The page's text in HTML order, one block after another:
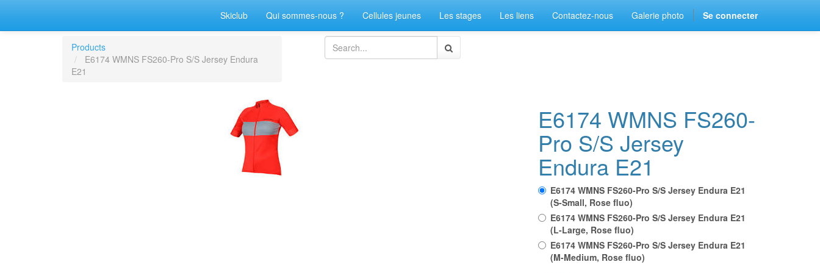
Skiclub Qui sommes-nous ? Cellules jeunes Les stages Les liens Contactez-nous Galerie photo Se connecter
Products
E6174 WMNS FS260-Pro S/S Jersey Endura
E21
E6174 WMNS FS260-
Pro S/S Jersey
Endura E21
E6174 WMNS FS260-Pro S/S Jersey Endura E21
(S-Small, Rose fluo)
E6174 WMNS FS260-Pro S/S Jersey Endura E21
(L-Large, Rose fluo)
E6174 WMNS FS260-Pro S/S Jersey Endura E21
(M-Medium, Rose fluo)